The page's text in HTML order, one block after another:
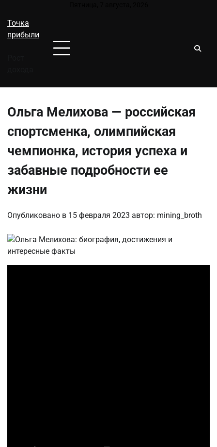
содержимому
Точка
прибыли
Ольга Мелихова — российская
спортсменка, олимпийская
чемпионка, история успеха и
забавные подробности ее
жизни
Опубликовано в 15 февраля 2023 автор: mining_broth